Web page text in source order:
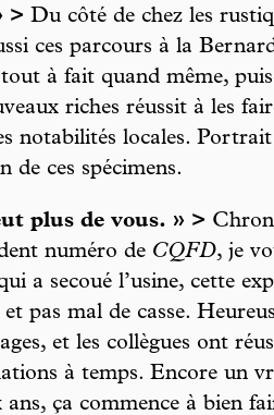
> Du côté de chez les
ces parcours à la
à fait quand même,
riches réussit à les
notabilités locales.
de ces spécimens.
plus de vous. » >
numéro de CQFD, je
a secoué l’usine, cette
pas mal de casse.
et les collègues ont
à temps. Encore un
ça commence à bien